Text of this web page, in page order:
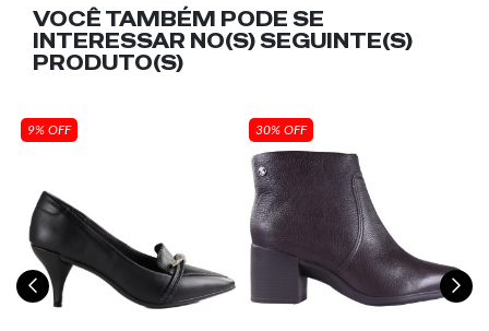
VOCÊ TAMBÉM PODE SE
INTERESSAR NO(S) SEGUINTE(S)
PRODUTO(S)
9% OFF 30% OFF